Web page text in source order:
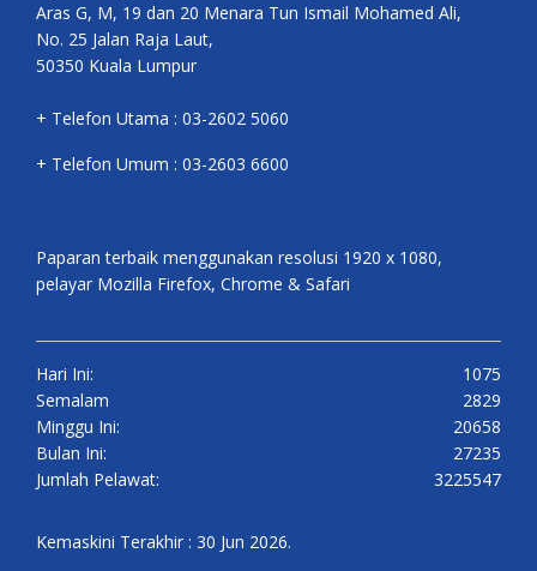
Aras G, M, 19 dan 20 Menara Tun Ismail Mohamed Ali,
No. 25 Jalan Raja Laut,
50350 Kuala Lumpur
+ Telefon Utama : 03-2602 5060
+ Telefon Umum : 03-2603 6600
Paparan terbaik menggunakan resolusi 1920 x 1080,
pelayar Mozilla Firefox, Chrome & Safari
Hari Ini:
1075
Semalam
2829
Minggu Ini:
20658
Bulan Ini:
27235
Jumlah Pelawat:
3225547
Kemaskini Terakhir : 30 Jun 2026.